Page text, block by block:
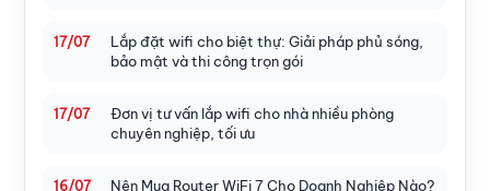
17/07
Lắp đặt wifi cho biệt thự: Giải pháp phủ sóng,
bảo mật và thi công trọn gói
17/07
Đơn vị tư vấn lắp wifi cho nhà nhiều phòng
chuyên nghiệp, tối ưu
16/07
Nên Mua Router WiFi 7 Cho Doanh Nghiệp Nào?